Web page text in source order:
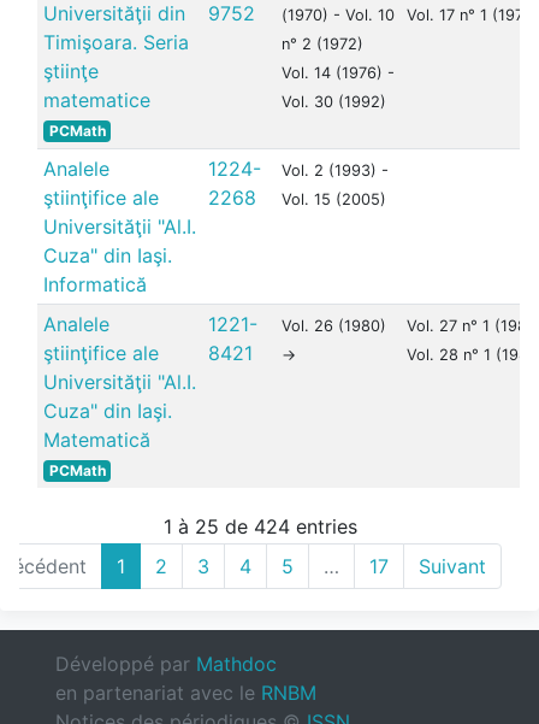
Universităţii din
Timişoara. Seria
ştiinţe
matematice
PCMath
9752
(1970) - Vol. 10
n° 2 (1972)
Vol. 14 (1976) -
Vol. 30 (1992)
Vol. 17 n° 1 (1979)
Analele
ştiinţifice ale
Universităţii "Al.I.
Cuza" din Iaşi.
Informatică
1224-
2268
Vol. 2 (1993) -
Vol. 15 (2005)
Analele
ştiinţifice ale
Universităţii "Al.I.
Cuza" din Iaşi.
Matematică
PCMath
1221-
8421
Vol. 26 (1980)
->
Vol. 27 n° 1
Vol. 28 n° 1
1 à 25 de 424 entries
1 2 3 4 5 … 17 Suivant
Développé par Mathdoc
en partenariat avec le RNBM